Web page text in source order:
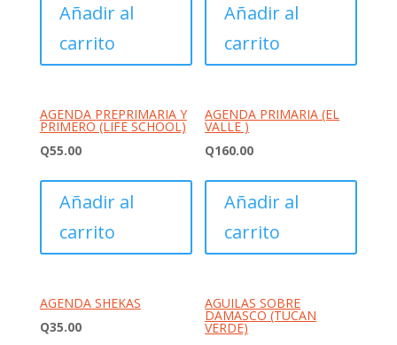
Añadir al
carrito
Añadir al
carrito
AGENDA PREPRIMARIA Y
PRIMERO (LIFE SCHOOL)
Q55.00
Añadir al
carrito
AGENDA PRIMARIA (EL
VALLE )
Q160.00
Añadir al
carrito
AGENDA SHEKAS
Q35.00
AGUILAS SOBRE
DAMASCO (TUCAN
VERDE)